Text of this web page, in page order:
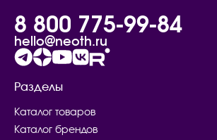
8 800 775-99-84
hello@neoth.ru
Разделы
Каталог товаров
Каталог брендов